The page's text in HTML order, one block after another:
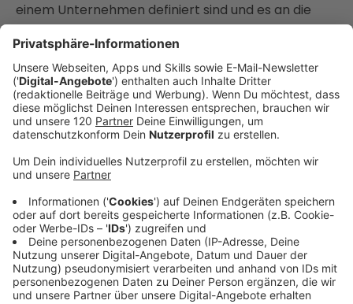
einem Unternehmen definiert sind und es an die
Detailarbeit geht. Die Ergebnisse dieser Methode
lassen sich natürlich nicht nur im Online Marketing
einsetzen, sondern geben üblicherweise auch
Rückschlüsse für klassisches Marketing. Wie ich mit
Empathy Maps arbeite erzähle ich dir in der
200sten Jubliäumsausgabe des Podcasts.
Markt.
Die meisten Unternehmen, mit denen ich arbeite,
haben kein Qualitätsproblem. Sie sind besser als ihr
Ruf. Nur weiß das draußen niemand.
Alle zwei Wochen schreibe ich einen Gedanken